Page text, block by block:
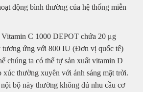
động bình thường của hệ thống miễn
C 1000 DEPOT chứa 20 μg
ứng với 800 IU (Đơn vị quốc tế)
chúng ta có thể tự sản xuất vitamin D
xúc thường xuyên với ánh sáng mặt trời.
bộ này thường không đủ nhu cầu cơ